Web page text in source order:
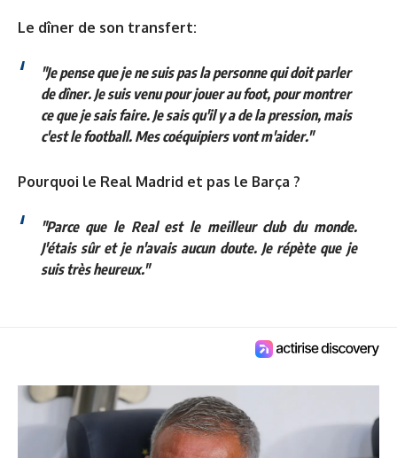
Le dîner de son transfert:
"Je pense que je ne suis pas la personne qui doit parler
de dîner. Je suis venu pour jouer au foot, pour montrer
ce que je sais faire. Je sais qu'il y a de la pression, mais
c'est le football. Mes coéquipiers vont m'aider."
Pourquoi le Real Madrid et pas le Barça ?
"Parce que le Real est le meilleur club du monde.
J'étais sûr et je n'avais aucun doute. Je répète que je
suis très heureux."